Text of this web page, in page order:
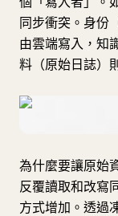
同步衝突。身份
由雲端寫入，知
料（原始日誌）
為什麼要讓原始
反覆讀取和改寫
方式增加。透過